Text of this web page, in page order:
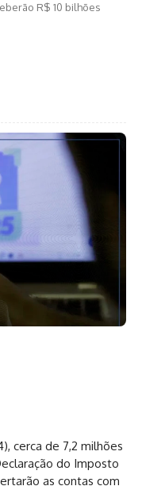
R$ 10 bilhões
cerca de 7,2 milhões
do Imposto
as contas com